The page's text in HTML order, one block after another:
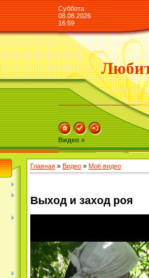
Суббота
08.08.2026
16:59
Видео »
Главная » Видео » Моё видео
Выход и заход роя